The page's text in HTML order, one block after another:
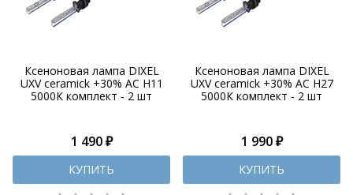
Ксеноновая лампа DIXEL
UXV ceramick +30% AC H11
5000К комплект - 2 шт
Ксеноновая лампа DIXEL
UXV ceramick +30% AC H27
5000К комплект - 2 шт
1 490 ₽
КУПИТЬ
1 990 ₽
КУПИТЬ